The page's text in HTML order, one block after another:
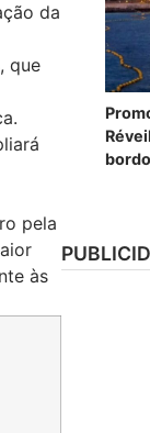
da
que
pela
às